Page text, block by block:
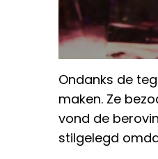
Ondanks de
maken. Ze
vond de
stilgelegd